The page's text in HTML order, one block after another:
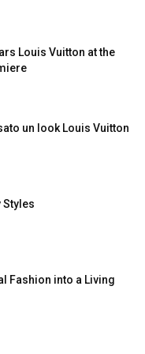
Louis Vuitton at the
un look Louis Vuitton
Styles
Fashion into a Living